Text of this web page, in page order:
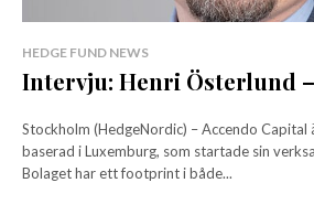
HEDGE FUND NEWS
Intervju: Henri Österlund
Stockholm (HedgeNordic) – Accendo Capital
baserad i Luxemburg, som startade sin
Bolaget har ett footprint i både...